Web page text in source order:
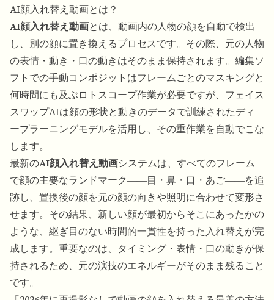
AI顔入れ替え動画とは？
AI顔入れ替え動画とは、動画内の人物の顔を自動で検出
し、別の顔に置き換えるプロセスです。その際、元の人物
の表情・動き・口の動きはそのまま保持されます。編集ソ
フトでの手動コンポジットはフレームごとのマスキングと
何時間にも及ぶロトスコープ作業が必要ですが、フェイス
スワップAIは顔の形状と動きのデータで訓練されたディ
ープラーニングモデルを活用し、その重作業を自動でこな
します。
最新のAI顔入れ替え動画システムは、すべてのフレーム
で顔の主要なランドマーク――目・鼻・口・あご――を追
跡し、置換後の顔を元の顔の向きや照明に合わせて変形さ
せます。その結果、新しい顔が最初からそこにあったかの
ような、継ぎ目のない時間的一貫性を持った入れ替えが完
成します。重要なのは、タイミング・表情・口の動きが保
持されるため、元の演技のエネルギーがそのまま残ること
です。